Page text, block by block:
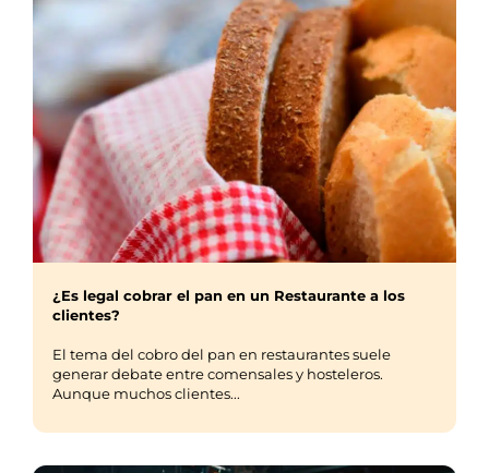
¿Es legal cobrar el pan en un Restaurante a los
clientes?
El tema del cobro del pan en restaurantes suele
generar debate entre comensales y hosteleros.
Aunque muchos clientes...